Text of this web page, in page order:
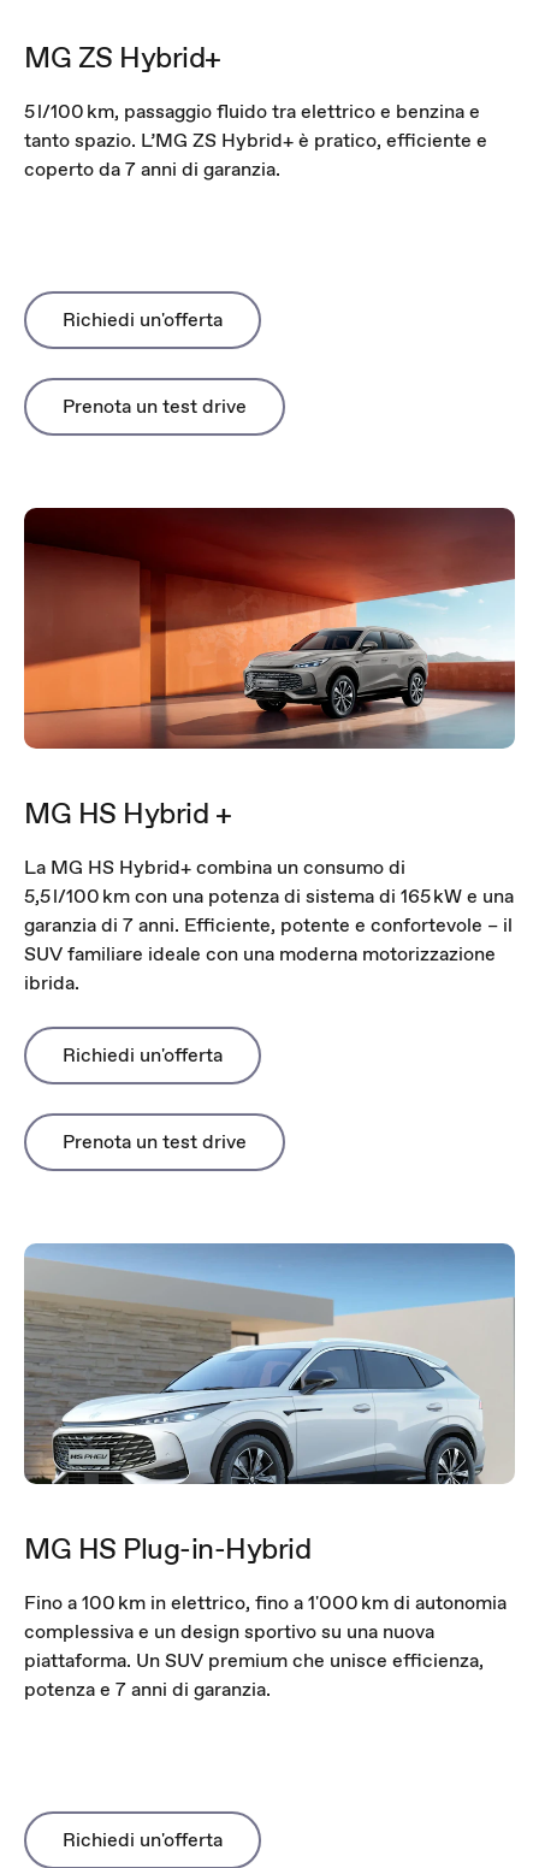
MG ZS Hybrid+
5 l/100 km, passaggio fluido tra elettrico e benzina e
tanto spazio. L’MG ZS Hybrid+ è pratico, efficiente e
coperto da 7 anni di garanzia.
Richiedi un'offerta
Prenota un test drive
MG HS Hybrid +
La MG HS Hybrid+ combina un consumo di
5,5 l/100 km con una potenza di sistema di 165 kW e una
garanzia di 7 anni. Efficiente, potente e confortevole – il
SUV familiare ideale con una moderna motorizzazione
ibrida.
Richiedi un'offerta
Prenota un test drive
MG HS Plug-in-Hybrid
Fino a 100 km in elettrico, fino a 1'000 km di autonomia
complessiva e un design sportivo su una nuova
piattaforma. Un SUV premium che unisce efficienza,
potenza e 7 anni di garanzia.
Richiedi un'offerta